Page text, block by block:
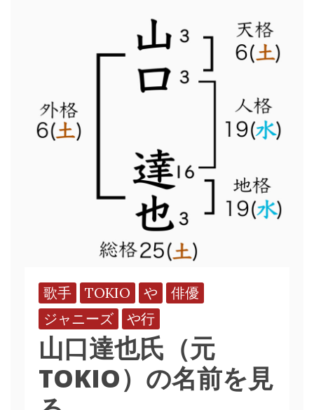
歌手 TOKIO や
俳優
ジャニーズ
や行
山口達也氏（元
TOKIO）の名前を見